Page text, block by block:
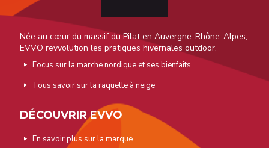
Née au cœur du massif du Pilat en Auvergne-Rhône-Alpes,
EVVO revvolution les pratiques hivernales outdoor.
Focus sur la marche nordique et ses bienfaits
Tous savoir sur la raquette à neige
DÉCOUVRIR EVVO
En savoir plus sur la marque